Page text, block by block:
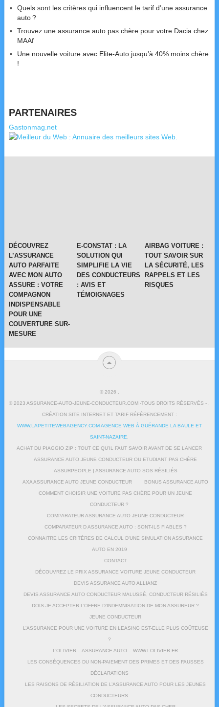
Quels sont les critères qui influencent le tarif d’une assurance
auto ?
Trouvez une assurance auto pas chère pour votre Dacia chez
MAAf
Une nouvelle voiture avec Elite-Auto jusqu’à 40% moins chère
!
PARTENAIRES
Gastonmag.net
DÉCOUVREZ
L’ASSURANCE
AUTO PARFAITE
AVEC MON AUTO
ASSURE : VOTRE
COMPAGNON
INDISPENSABLE
POUR UNE
COUVERTURE SUR-
MESURE
E-CONSTAT : LA
SOLUTION QUI
SIMPLIFIE LA VIE
DES CONDUCTEURS
: AVIS ET
TÉMOIGNAGES
AIRBAG VOITURE :
TOUT SAVOIR SUR
LA SÉCURITÉ, LES
RAPPELS ET LES
RISQUES
© 2026
© 2023 ASSURANCE-AUTO-JEUNE-CONDUCTEUR.COM -TOUS DROITS RÉSERVÉS - .
CRÉATION SITE INTERNET ET TARIF RÉFÉRENCEMENT :
WWW.LAPETITEWEBAGENCY.COM AGENCE WEB À GUÉRANDE LA BAULE ET
SAINT-NAZAIRE
ACHAT DU PIAGGIO ZIP : TOUT CE QU’IL FAUT SAVOIR AVANT DE SE LANCER
ASSURANCE AUTO JEUNE CONDUCTEUR OU ETUDIANT PAS CHÈRE
ASSURPEOPLE | ASSURANCE AUTO SOS RÉSILIÉS
AXA ASSURANCE AUTO JEUNE CONDUCTEUR BONUS ASSURANCE AUTO
COMMENT CHOISIR UNE VOITURE PAS CHÈRE POUR UN JEUNE
CONDUCTEUR ?
COMPARATEUR ASSURANCE AUTO JEUNE CONDUCTEUR
COMPARATEUR D ASSURANCE AUTO : SONT-ILS FIABLES ?
CONNAITRE LES CRITÈRES DE CALCUL D’UNE SIMULATION ASSURANCE
AUTO EN 2019
CONTACT
DÉCOUVREZ LE PRIX ASSURANCE VOITURE JEUNE CONDUCTEUR
DEVIS ASSURANCE AUTO ALLIANZ
DEVIS ASSURANCE AUTO CONDUCTEUR MALUSSÉ, CONDUCTEUR RÉSILIÉS
DOIS-JE ACCEPTER L’OFFRE D’INDEMNISATION DE MON ASSUREUR ?
JEUNE CONDUCTEUR
L’ASSURANCE POUR UNE VOITURE EN LEASING EST-ELLE PLUS COÛTEUSE
?
L’OLIVIER – ASSURANCE AUTO – WWW.LOLIVIER.FR
LES CONSÉQUENCES DU NON-PAIEMENT DES PRIMES ET DES FAUSSES
DÉCLARATIONS
LES RAISONS DE RÉSILIATION DE L’ASSURANCE AUTO POUR LES JEUNES
CONDUCTEURS